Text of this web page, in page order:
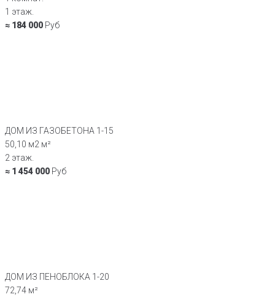
1 этаж.
≈ 184 000 Руб
ДОМ ИЗ ГАЗОБЕТОНА 1-15
50,10 м2 м²
2 этаж.
≈ 1 454 000 Руб
ДОМ ИЗ ПЕНОБЛОКА 1-20
72,74 м²